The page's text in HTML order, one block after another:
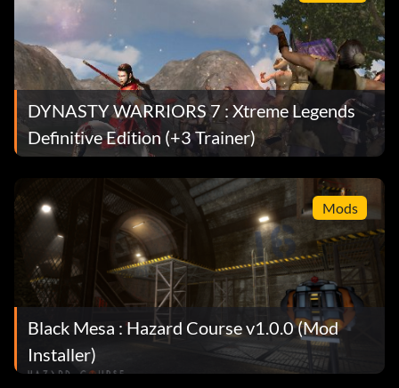
DYNASTY WARRIORS 7 : Xtreme Legends
Definitive Edition (+3 Trainer)
Mods
Black Mesa : Hazard Course v1.0.0 (Mod
Installer)